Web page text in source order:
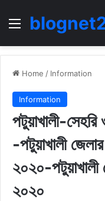
Menu
Home / Information
Information
পটুয়াখালী-
-পটুয়াখালী
২০২০-পটুয়াখালী
২০২০